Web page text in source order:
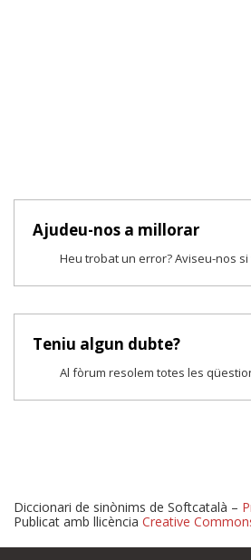
Ajudeu-nos a millorar
Heu trobat un error? Aviseu-nos
Teniu algun dubte?
Al fòrum resolem totes les
Diccionari de sinònims de Softcatalà –
Publicat amb llicència Creative